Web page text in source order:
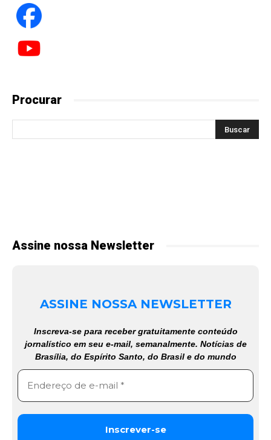
Procurar
Assine nossa Newsletter
ASSINE NOSSA NEWSLETTER
Inscreva-se para receber gratuitamente conteúdo
jornalístico em seu e-mail, semanalmente. Notícias de
Brasília, do Espírito Santo, do Brasil e do mundo